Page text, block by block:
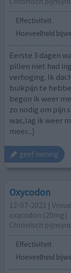
Effectiviteit
Hoeveelheid
Eerste 3 dagen
pillen niet had
verhoging. Ik
buikpijn te
begon ik weer
zo nodig om pijn
was,lag ik weer
meer...]
geef mening
Oxycodon
12-07-2021 |
oxycodon (20mg)
Chronisch
Effectiviteit
Hoeveelheid